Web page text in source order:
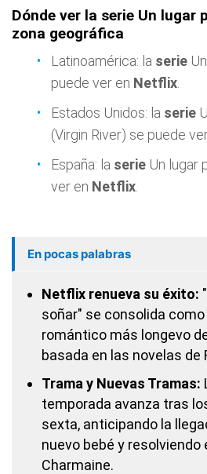
Dónde ver la serie Un lugar
zona geográfica
Latinoamérica: la serie
puede ver en Netflix
Estados Unidos: la serie
(Virgin River) se puede
España: la serie Un lugar
ver en Netflix
En pocas palabras
Netflix renueva su éxito:
soñar" se consolida
romántico más longevo
basada en las novelas de
Trama y Nuevas Tramas:
temporada avanza tras
sexta, anticipando la
nuevo bebé y
Charmaine.